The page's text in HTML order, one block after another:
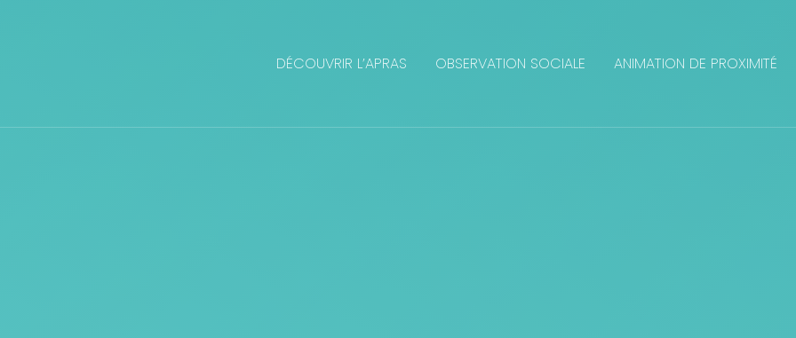
DÉCOUVRIR L’APRAS OBSERVATION SOCIALE ANIMATION DE PROXIMITÉ